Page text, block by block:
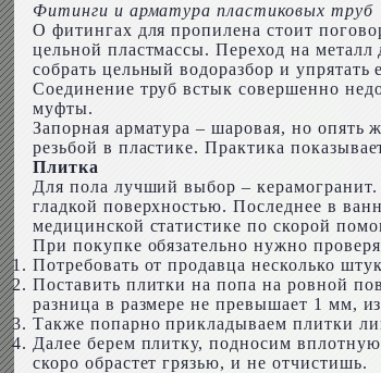
Фитинги и арматура пластиковых труб
О фитингах для пропилена стоит
цельной пластмассы. Переход на
собрать цельный водоразбор и
Соединение труб встык совершенно
муфты.
Запорная арматура – шаровая, но опять
резьбой в пластике. Практика
Плитка
Для пола лучший выбор –
гладкой поверхностью. Последнее в
медицинской статистике по скорой
При покупке обязательно нужно
Потребовать от продавца несколько
Поставить плитки на попа на ровной
разница в размере не превышает 1 мм,
Также попарно прикладываем плитки
Далее берем плитку, подносим
скоро обрастет грязью, и не отчистишь.